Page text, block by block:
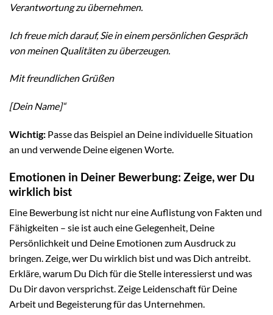
Verantwortung zu übernehmen.
Ich freue mich darauf, Sie in einem persönlichen Gespräch
von meinen Qualitäten zu überzeugen.
Mit freundlichen Grüßen
[Dein Name]“
Wichtig: Passe das Beispiel an Deine individuelle Situation
an und verwende Deine eigenen Worte.
Emotionen in Deiner Bewerbung: Zeige, wer Du
wirklich bist
Eine Bewerbung ist nicht nur eine Auflistung von Fakten und
Fähigkeiten – sie ist auch eine Gelegenheit, Deine
Persönlichkeit und Deine Emotionen zum Ausdruck zu
bringen. Zeige, wer Du wirklich bist und was Dich antreibt.
Erkläre, warum Du Dich für die Stelle interessierst und was
Du Dir davon versprichst. Zeige Leidenschaft für Deine
Arbeit und Begeisterung für das Unternehmen.